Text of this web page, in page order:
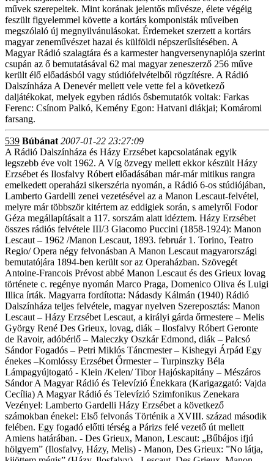
művek szerepeltek. Mint korának jelentős művésze, élete végéig
feszült figyelemmel követte a kortárs komponisták műveiben
megszólaló új megnyilvánulásokat. Érdemeket szerzett a kortárs
magyar zeneművészet hazai és külföldi népszerűsítésében. A
Magyar Rádió szalagtára és a karmester hangversenynaplója szerint
csupán az ő bemutatásával 62 mai magyar zeneszerző 256 műve
került élő előadásból vagy stúdiófelvételből rögzítésre. A Rádió
Dalszínháza A Denevér mellett vele vette fel a következő
daljátékokat, melyek egyben rádiós ősbemutatók voltak: Farkas
Ferenc: Csínom Palkó, Kemény Egon: Hatvani diákjai; Komáromi
farsang.
539 Búbánat 2007-01-22 23:27:09
A Rádió Dalszínháza és Házy Erzsébet kapcsolatának egyik
legszebb éve volt 1962. A Víg özvegy mellett ekkor készült Házy
Erzsébet és Ilosfalvy Róbert előadásában már-már mitikus rangra
emelkedett operaházi sikerszéria nyomán, a Rádió 6-os stúdiójában,
Lamberto Gardelli zenei vezetésével az a Manon Lescaut-felvétel,
melyre már többször kitértem az eddigiek során, s amelyről Fodor
Géza megállapításait a 117. sorszám alatt idéztem. Házy Erzsébet
összes rádiós felvétele III/3 Giacomo Puccini (1858-1924): Manon
Lescaut – 1962 /Manon Lescaut, 1893. február 1. Torino, Teatro
Regio/ Opera négy felvonásban A Manon Lescaut magyarországi
bemutatójára 1894-ben került sor az Operaházban. Szövegét
Antoine-Francois Prévost abbé Manon Lescaut és des Grieux lovag
története c. regénye nyomán Marco Praga, Domenico Oliva és Luigi
Illica írták. Magyarra fordította: Nádasdy Kálmán (1940) Rádió
Dalszínháza teljes felvétele, magyar nyelven Szereposztás: Manon
Lescaut – Házy Erzsébet Lescaut, a királyi gárda őrmestere – Melis
György René Des Grieux, lovag, diák – Ilosfalvy Róbert Geronte
de Ravoir, adóbérlő – Maleczky Oszkár Edmond, diák – Palcsó
Sándor Fogadós – Petri Miklós Táncmester – Kishegyi Árpád Egy
énekes –Komlóssy Erzsébet Őrmester – Turpinszky Béla
Lámpagyújtogató - Klein /Kelen/ Tibor Hajóskapitány – Mészáros
Sándor A Magyar Rádió és Televízió Énekkara (Karigazgató: Vajda
Cecília) A Magyar Rádió és Televízió Szimfonikus Zenekara
Vezényel: Lamberto Gardelli Házy Erzsébet a következő
számokban énekel: Első felvonás Történik a XVIII. század második
felében. Egy fogadó előtti térség a Párizs felé vezető út mellett
Amiens határában. - Des Grieux, Manon, Lescaut: „Bűbájos ifjú
hölgyem” (Ilosfalvy, Házy, Melis) - Manon, Des Grieux: ”No látja,